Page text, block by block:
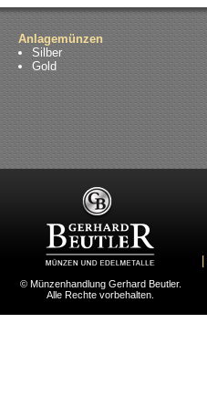
Anlagemünzen
Silber
Gold
© Münzenhandlung Gerhard Beutler.
Alle Rechte vorbehalten.